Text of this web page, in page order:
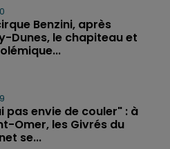
Benzini, après
Dunes, le chapiteau et
pas envie de couler" : à
Omer, les Givrés du
se...